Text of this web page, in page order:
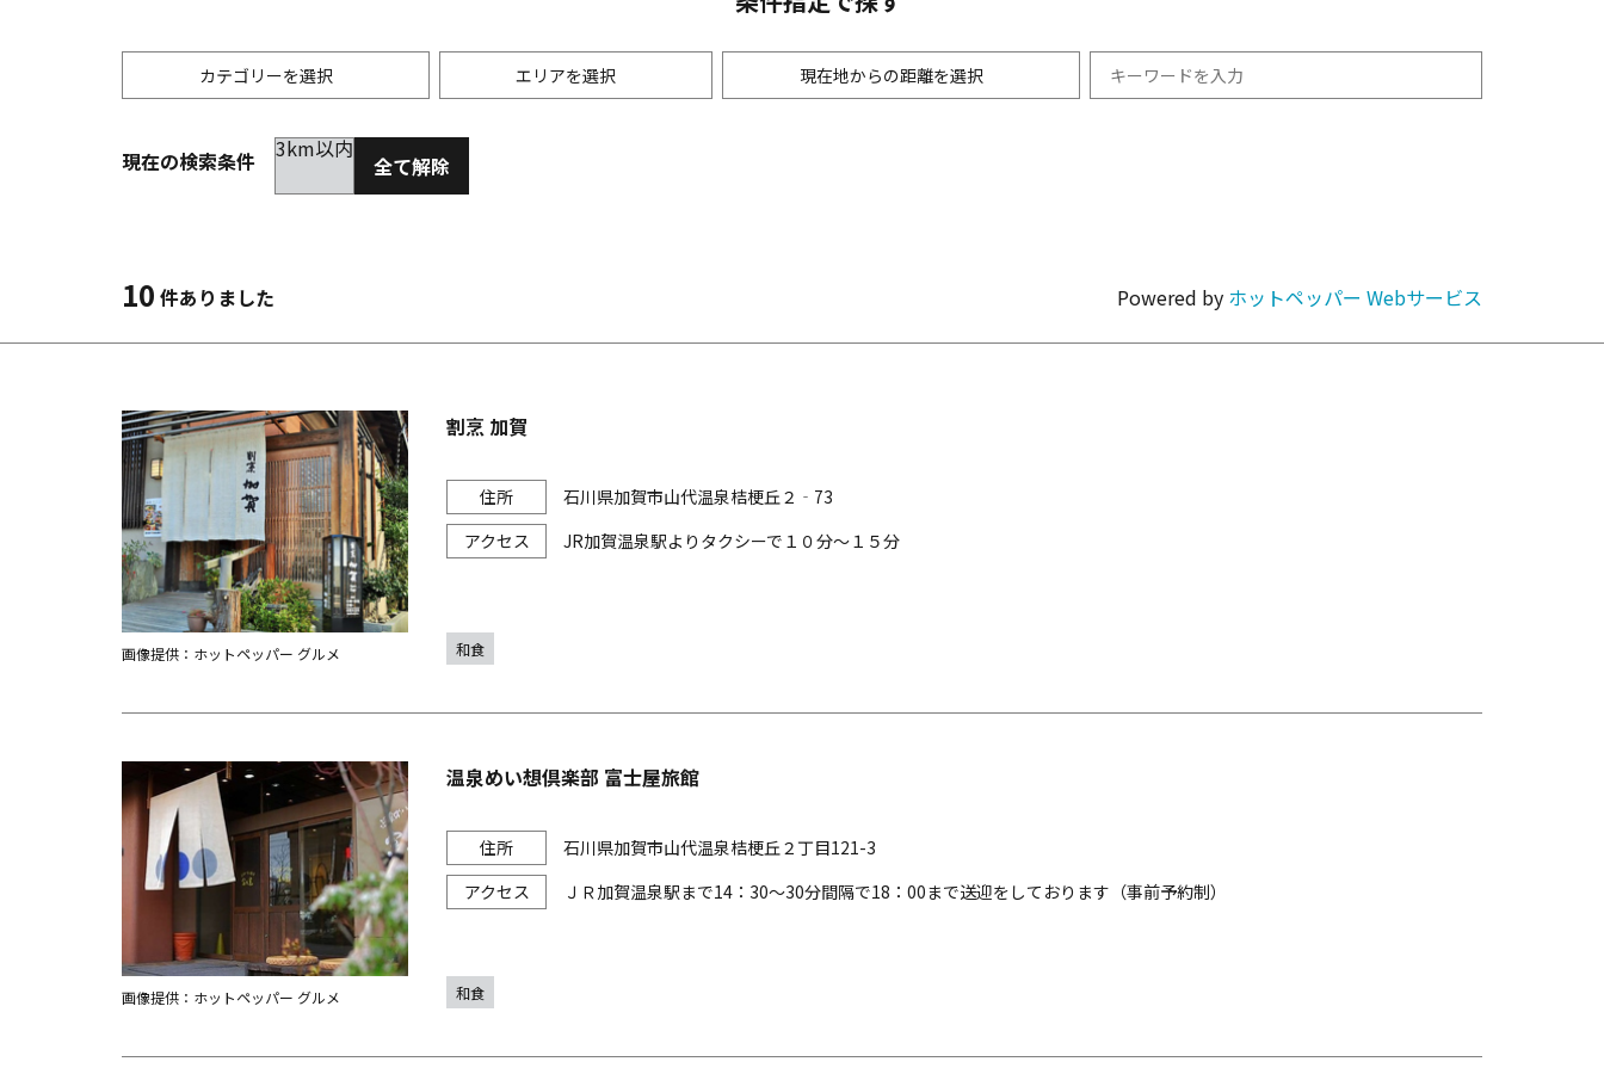
カテゴリーを選択 エリアを選択 現在地からの距離を選択
居酒屋
韓国料理 カラオケ・パーティ
その他グルメ
金沢(片町･香林坊･にし茶屋周辺)
金沢市他・野々市・白山・内灘
未選択
現在の検索条件 3km以内
全て解除
10 件ありました Powered by ホットペッパー Webサービス
割烹 加賀
石川県加賀市山代温泉桔梗丘２‐73
JR加賀温泉駅よりタクシーで１０分～１５分
画像提供：ホットペッパー グルメ 和食
温泉めい想倶楽部 富士屋旅館
石川県加賀市山代温泉桔梗丘２丁目121-3
ＪＲ加賀温泉駅まで14：30～30分間隔で18：00まで送迎をしております（事前予約制）
画像提供：ホットペッパー グルメ 和食